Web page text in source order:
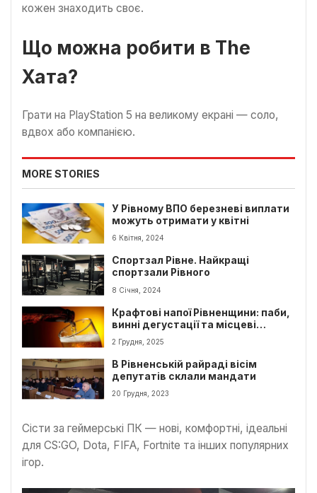
кожен знаходить своє.
Що можна робити в The
Хата?
Грати на PlayStation 5 на великому екрані — соло,
вдвох або компанією.
MORE STORIES
У Рівному ВПО березневі виплати
можуть отримати у квітні
6 Квітня, 2024
Спортзал Рівне. Найкращі
спортзали Рівного
8 Січня, 2024
Крафтові напої Рівненщини: паби,
винні дегустації та місцеві
виробники
2 Грудня, 2025
В Рівненській райраді вісім
депутатів склали мандати
20 Грудня, 2023
Сісти за геймерські ПК — нові, комфортні, ідеальні
для CS:GO, Dota, FIFA, Fortnite та інших популярних
ігор.